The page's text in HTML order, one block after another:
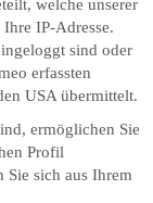
welche unserer
IP-Adresse.
sind oder
erfassten
USA übermittelt.
ermöglichen Sie
Profil
Sie sich aus Ihrem